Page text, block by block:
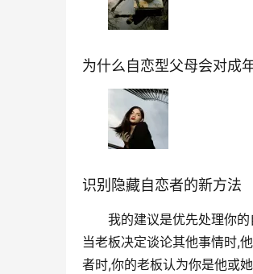
为什么自恋型父母会对成
识别隐藏自恋者的新方法
我的建议是优先处理你
当老板决定谈论其他事情时,
者时,你的老板认为你是他或